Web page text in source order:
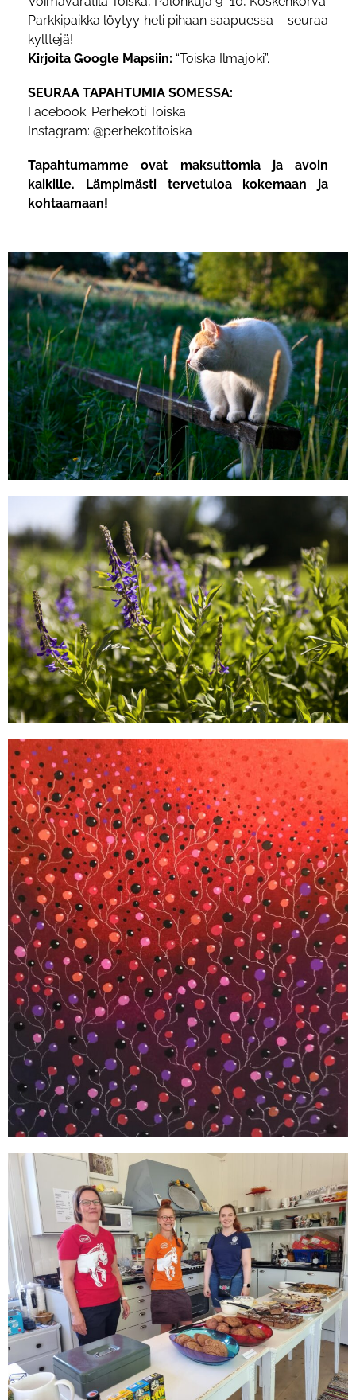
Parkkipaikka löytyy heti pihaan saapuessa – seuraa
kylttejä!
Kirjoita Google Mapsiin: “Toiska Ilmajoki”.
SEURAA TAPAHTUMIA SOMESSA:
Facebook: Perhekoti Toiska
Instagram: @perhekotitoiska
Tapahtumamme ovat maksuttomia ja avoin
kaikille. Lämpimästi tervetuloa kokemaan ja
kohtaamaan!